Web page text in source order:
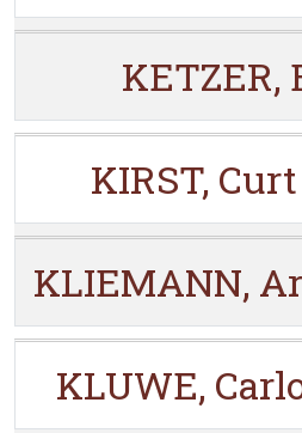
KETZER,
KIRST,
KLIEMANN,
KLUWE,